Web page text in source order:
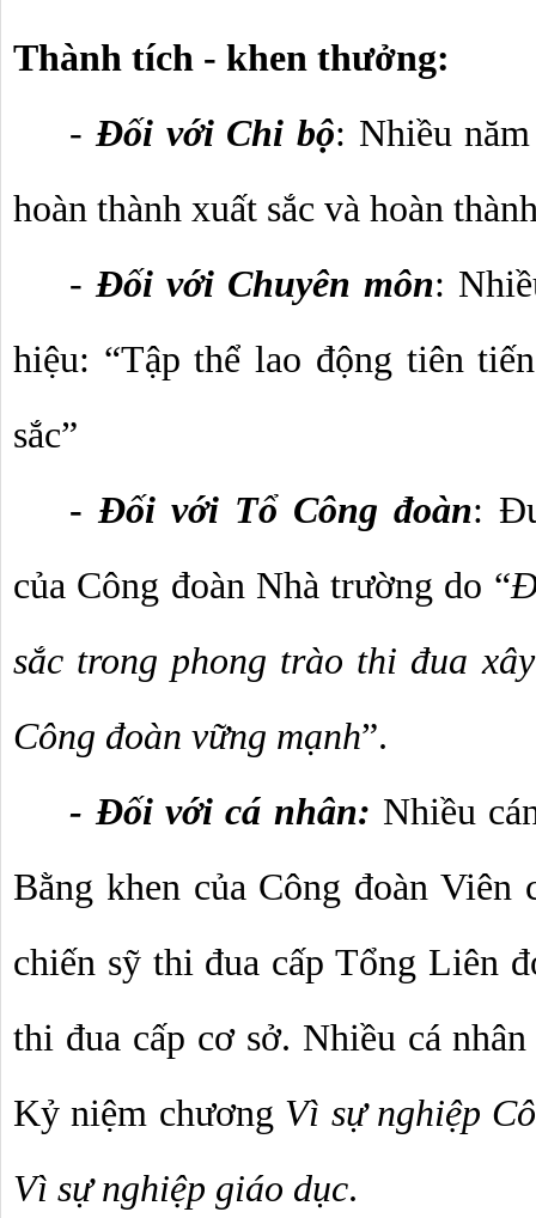
Thành tích - khen thưởng:
- Đối với Chi bộ: Nhiều
hoàn thành xuất sắc và hoàn
- Đối với Chuyên môn:
hiệu: “Tập thể lao động tiên
sắc”
- Đối với Tổ Công đoàn:
của Công đoàn Nhà trường do “
sắc trong phong trào thi đua
Công đoàn vững mạnh”.
- Đối với cá nhân: Nhiều
Bằng khen của Công đoàn
chiến sỹ thi đua cấp Tổng Liên
thi đua cấp cơ sở. Nhiều cá
Kỷ niệm chương Vì sự nghiệp
Vì sự nghiệp giáo dục.